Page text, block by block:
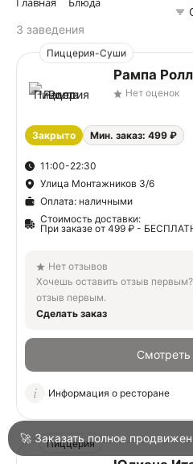
Написать в техподдержку
3 заведения
Пиццерия-Суши
Рампа Ролл
Нет оценок
Закрыто Мин. заказ: 499 ₽
11:00-22:30
Улица Монтажников 3/6
Оплата: наличными
Стоимость доставки:
При заказе от 499 ₽ -
Нет отзывов
Хочешь оставить отзыв
отзыв первым.
Сделать заказ
Информация о ресторане
Пиццерия
🚀 Заказать полное